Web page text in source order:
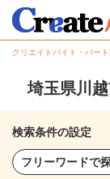
クリエイトバイト・パー
埼玉県川
検索条件の設定